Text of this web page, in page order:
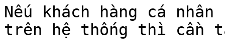
Nếu khách hàng cá
trên hệ thống thì cần